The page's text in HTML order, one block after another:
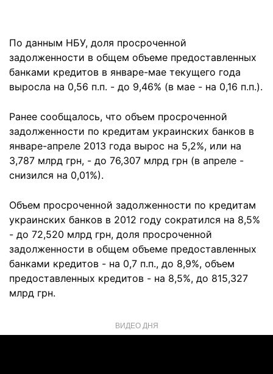
По данным НБУ, доля просроченной
задолженности в общем объеме предоставленных
банками кредитов в январе-мае текущего года
выросла на 0,56 п.п. - до 9,46% (в мае - на 0,16 п.п.).
Ранее сообщалось, что объем просроченной
задолженности по кредитам украинских банков в
январе-апреле 2013 года вырос на 5,2%, или на
3,787 млрд грн, - до 76,307 млрд грн (в апреле -
снизился на 0,01%).
Объем просроченной задолженности по кредитам
украинских банков в 2012 году сократился на 8,5%
- до 72,520 млрд грн, доля просроченной
задолженности в общем объеме предоставленных
банками кредитов - на 0,7 п.п., до 8,9%, объем
предоставленных кредитов - на 8,5%, до 815,327
млрд грн.
ВИДЕО ДНЯ